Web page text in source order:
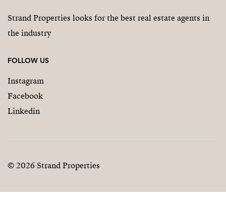
Strand Properties looks for the best real estate agents in
the industry
FOLLOW US
Instagram
Facebook
Linkedin
© 2026 Strand Properties